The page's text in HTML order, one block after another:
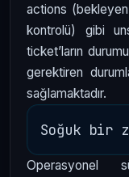
actions
kontrolü) gibi
ticket’ların
gerektiren
sağlamaktadır.
Operasyonel